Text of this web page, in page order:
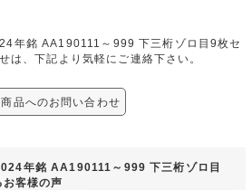
年銘 AA190111～999 下三桁ゾロ目9枚セ
は、下記より気軽にご連絡下さい。
商品へのお問い合わせ
年銘 AA190111～999 下三桁ゾロ目
客様の声